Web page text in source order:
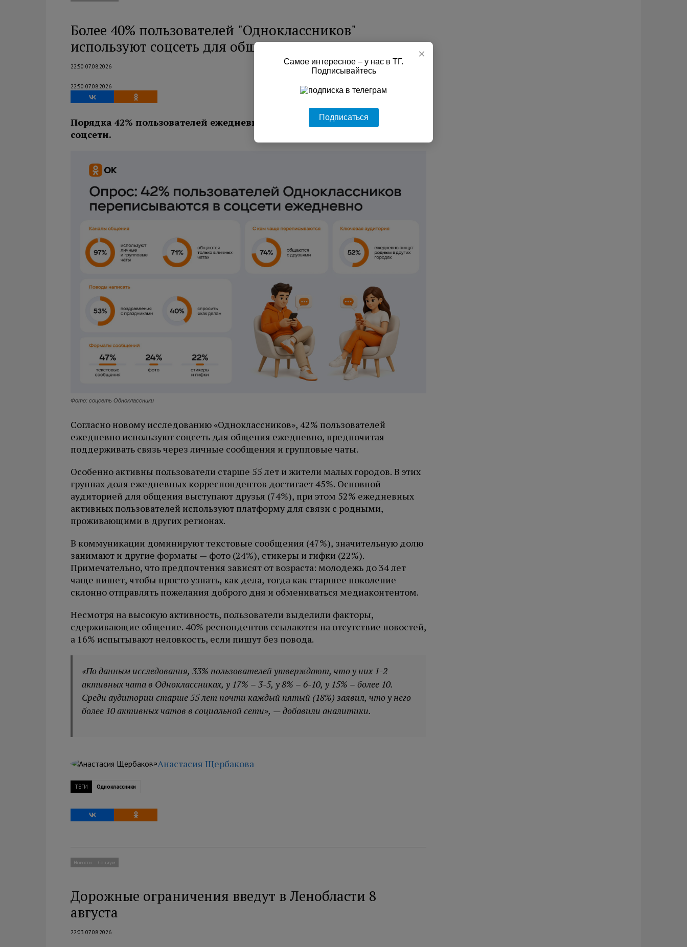
Более 40% пользователей "Одноклассников"
используют соцсеть для общения ежедневно
22:50 07.08.2026
22:50 07.08.2026
Порядка 42% пользователей ежедневно ведут переписку с близкими в
соцсети.
Фото: соцсеть Одноклассники
Согласно новому исследованию «Одноклассников», 42% пользователей
ежедневно используют соцсеть для общения ежедневно, предпочитая
поддерживать связь через личные сообщения и групповые чаты.
Особенно активны пользователи старше 55 лет и жители малых городов. В этих
группах доля ежедневных корреспондентов достигает 45%. Основной
аудиторией для общения выступают друзья (74%), при этом 52% ежедневных
активных пользователей используют платформу для связи с родными,
проживающими в других регионах.
В коммуникации доминируют текстовые сообщения (47%), значительную долю
занимают и другие форматы — фото (24%), стикеры и гифки (22%).
Примечательно, что предпочтения зависят от возраста: молодежь до 34 лет
чаще пишет, чтобы просто узнать, как дела, тогда как старшее поколение
склонно отправлять пожелания доброго дня и обмениваться медиаконтентом.
Несмотря на высокую активность, пользователи выделили факторы,
сдерживающие общение. 40% респондентов ссылаются на отсутствие новостей,
а 16% испытывают неловкость, если пишут без повода.
«По данным исследования, 33% пользователей утверждают, что у них 1-2
активных чата в Одноклассниках, у 17% – 3-5, у 8% – 6-10, у 15% – более 10.
Среди аудитории старше 55 лет почти каждый пятый (18%) заявил, что у него
более 10 активных чатов в социальной сети», — добавили аналитики.
Анастасия Щербакова
ТЕГИ Одноклассники
Новости Социум
Дорожные ограничения введут в Ленобласти 8
августа
22:03 07.08.2026
×
Самое интересное – у нас в ТГ.
Подписывайтесь
Подписаться